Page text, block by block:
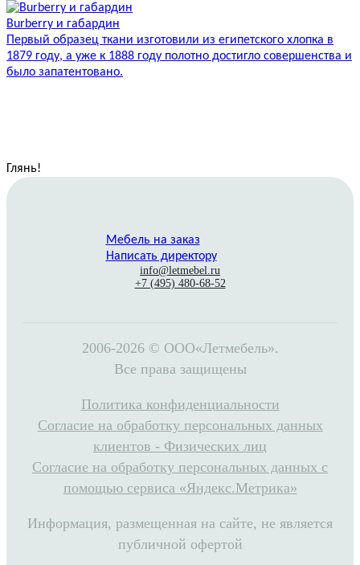
Burberry и габардин
Первый образец ткани изготовили из египетского хлопка в
1879 году, а уже к 1888 году полотно достигло совершенства и
было запатентовано.
Глянь!
Мебель на заказ
Написать директору
info@letmebel.ru
+7 (495) 480-68-52
2006-2026 © ООО«Летмебель».
Все права защищены
Политика конфиденциальности
Согласие на обработку персональных данных
клиентов - Физических лиц
Согласие на обработку персональных данных с
помощью сервиса «Яндекс.Метрика»
Информация, размещенная на сайте, не является
публичной офертой